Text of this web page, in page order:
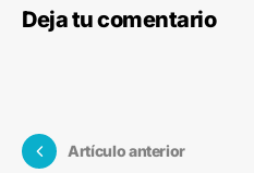
Deja tu comentario
Artículo anterior